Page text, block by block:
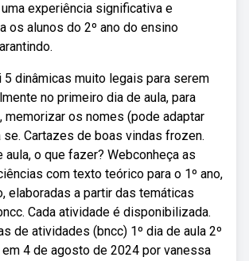
experiência significativa e
os alunos do 2º ano do ensino
dinâmicas muito legais para serem
no primeiro dia de aula, para
memorizar os nomes (pode adaptar
se. Cartazes de boas vindas frozen.
aula, o que fazer? Webconheça as
com texto teórico para o 1º ano,
elaboradas a partir das temáticas
Cada atividade é disponibilizada.
de atividades (bncc) 1º dia de aula 2º
4 de agosto de 2024 por vanessa